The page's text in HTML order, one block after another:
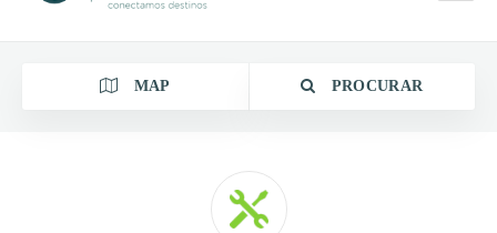
MAP PROCURAR